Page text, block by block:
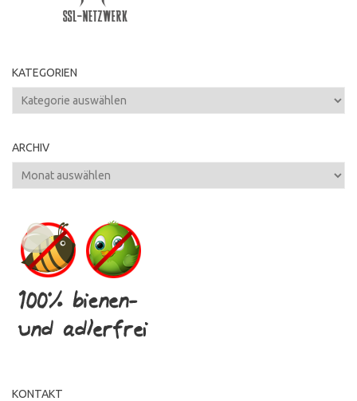
KATEGORIEN
Kategorien
ARCHIV
Archiv
KONTAKT